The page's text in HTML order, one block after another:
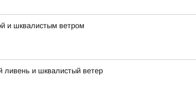
и шквалистым ветром
ливень и шквалистый ветер